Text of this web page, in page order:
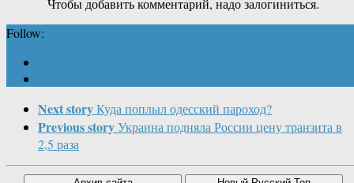
Чтобы добавить комментарий, надо залогиниться.
Follow:
Next storyКуда поплыл одесский пароход?
Previous storyУкраина подняла России цену транзита в
2,5 раза